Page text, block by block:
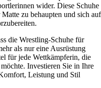
wider. Diese Schuhe
zu behaupten und sich auf
die Wrestling-Schuhe für
als nur eine Ausrüstung
für jede Wettkämpferin, die
Investieren Sie in Ihre
Leistung und Stil